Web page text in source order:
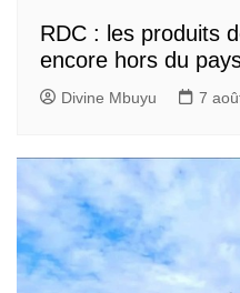
RDC : les produits
encore hors du
Divine Mbuyu 7